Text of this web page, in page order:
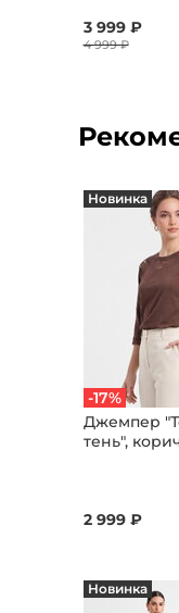
3 999 ₽
4 999 ₽
-17%
Новинка
Джемпер
тень",
2 999 ₽
Новинка